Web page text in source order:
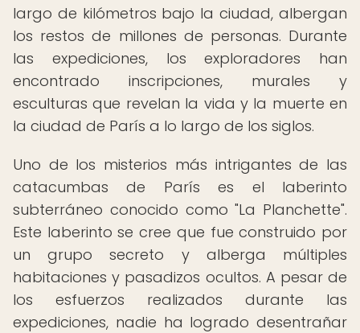
largo de kilómetros bajo la ciudad, albergan
los restos de millones de personas. Durante
las expediciones, los exploradores han
encontrado inscripciones, murales y
esculturas que revelan la vida y la muerte en
la ciudad de París a lo largo de los siglos.
Uno de los misterios más intrigantes de las
catacumbas de París es el laberinto
subterráneo conocido como "La Planchette".
Este laberinto se cree que fue construido por
un grupo secreto y alberga múltiples
habitaciones y pasadizos ocultos. A pesar de
los esfuerzos realizados durante las
expediciones, nadie ha logrado desentrañar